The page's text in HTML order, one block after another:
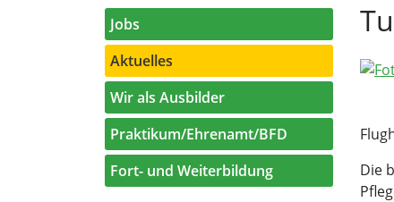
Jobs
Aktuelles
Wir als Ausbilder
Praktikum/Ehrenamt/BFD
Fort- und Weiterbildung
Die